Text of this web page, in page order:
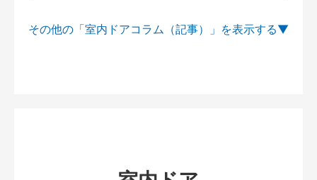
その他の「室内ドアコラム（記事）」を